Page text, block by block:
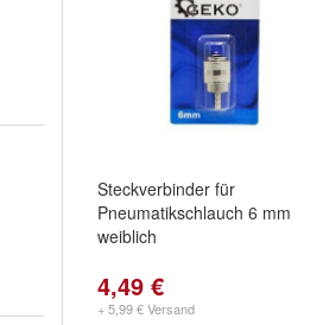
Steckverbinder für
Pneumatikschlauch 6 mm
weiblich
4,49 €
+ 5,99 € Versand